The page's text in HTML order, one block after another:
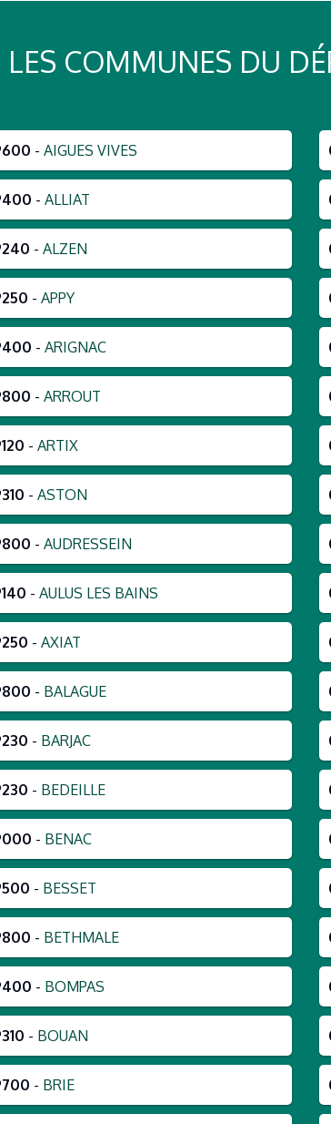
LES COMMUNES DU
- AIGUES VIVES
- ALLIAT
- ALZEN
- APPY
- ARIGNAC
- ARROUT
- ARTIX
- ASTON
- AUDRESSEIN
- AULUS LES BAINS
- AXIAT
- BALAGUE
- BARJAC
- BEDEILLE
- BENAC
- BESSET
- BETHMALE
- BOMPAS
- BOUAN
- BRIE